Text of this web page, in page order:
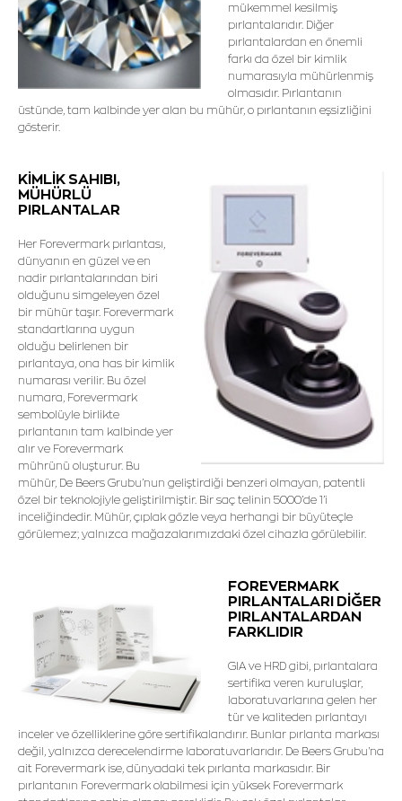
mükemmel kesilmiş
pırlantalarıdır. Diğer
pırlantalardan en önemli
farkı da özel bir kimlik
numarasıyla mühürlenmiş
olmasıdır. Pırlantanın
üstünde, tam kalbinde yer alan bu mühür, o pırlantanın eşsizliğini
gösterir.
KİMLİK SAHIBI,
MÜHÜRLÜ
PIRLANTALAR
Her Forevermark pırlantası,
dünyanın en güzel ve en
nadir pırlantalarından biri
olduğunu simgeleyen özel
bir mühür taşır. Forevermark
standartlarına uygun
olduğu belirlenen bir
pırlantaya, ona has bir kimlik
numarası verilir. Bu özel
numara, Forevermark
sembolüyle birlikte
pırlantanın tam kalbinde yer
alır ve Forevermark
mührünü oluşturur. Bu
mühür, De Beers Grubu’nun geliştirdiği benzeri olmayan, patentli
özel bir teknolojiyle geliştirilmiştir. Bir saç telinin 5000’de 1’i
inceliğindedir. Mühür, çıplak gözle veya herhangi bir büyüteçle
görülemez; yalnızca mağazalarımızdaki özel cihazla görülebilir.
FOREVERMARK
PIRLANTALARI DİĞER
PIRLANTALARDAN
FARKLIDIR
GIA ve HRD gibi, pırlantalara
sertifika veren kuruluşlar,
laboratuvarlarına gelen her
tür ve kaliteden pırlantayı
inceler ve özelliklerine göre sertifikalandırır. Bunlar pırlanta markası
değil, yalnızca derecelendirme laboratuvarlarıdır. De Beers Grubu'na
ait Forevermark ise, dünyadaki tek pırlanta markasıdır. Bir
pırlantanın Forevermark olabilmesi için yüksek Forevermark